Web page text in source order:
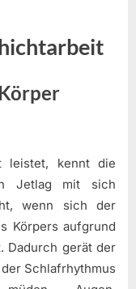
leistet, kennt die
Jetlag mit sich
wenn sich der
Körpers aufgrund
Dadurch gerät der
Schlafrhythmus